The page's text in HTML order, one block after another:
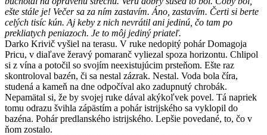
ešte stále je! Večer sa za ním zastavím. Áno, zastavím. Čerti si berte
celých tisíc kún. Aj keby z nich nevrátil ani jedinú, čo tam po
prekliatych peniazoch. Je to môj jediný priateľ.
Darko Krivič vyšiel na terasu. V ruke nedopitý pohár Domagoja
Pricu, v diaľave žeravý pomaranč vyliezal spoza horizontu. Chlipol
si z vína a potočil so svojím neexistujúcim prsteňom. Ešte raz
skontroloval bazén, či sa nestal zázrak. Nestal. Voda bola číra,
studená a kameň na dne odpočíval ako zadupnutý chrobák.
Nepamätal si, že by svojej ruke dával akýkoľvek povel. Tá napriek
tomu odrazu švihla zápästím a pohár istrijského sa vyklopil do
bazéna. Pohár predlanského istrijského. Lepšie povedané, to, čo v
ňom zostalo.